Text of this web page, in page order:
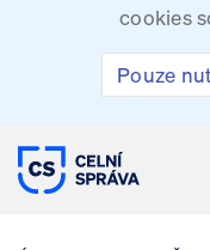
cookies
Pouze